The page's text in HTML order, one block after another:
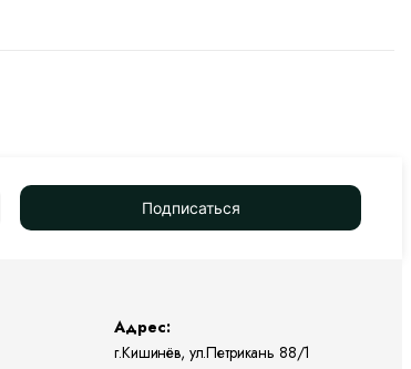
Подписаться
Адрес:
г.Кишинёв, ул.Петрикань 88/1